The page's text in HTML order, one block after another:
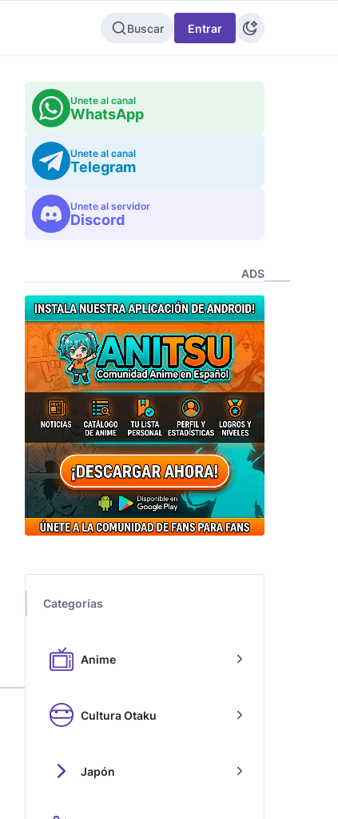
Buscar Entrar
Unete al canal
WhatsApp
Unete al canal
Telegram
Unete al servidor
Discord
ADS
Categorías
Anime
Cultura Otaku
Japón